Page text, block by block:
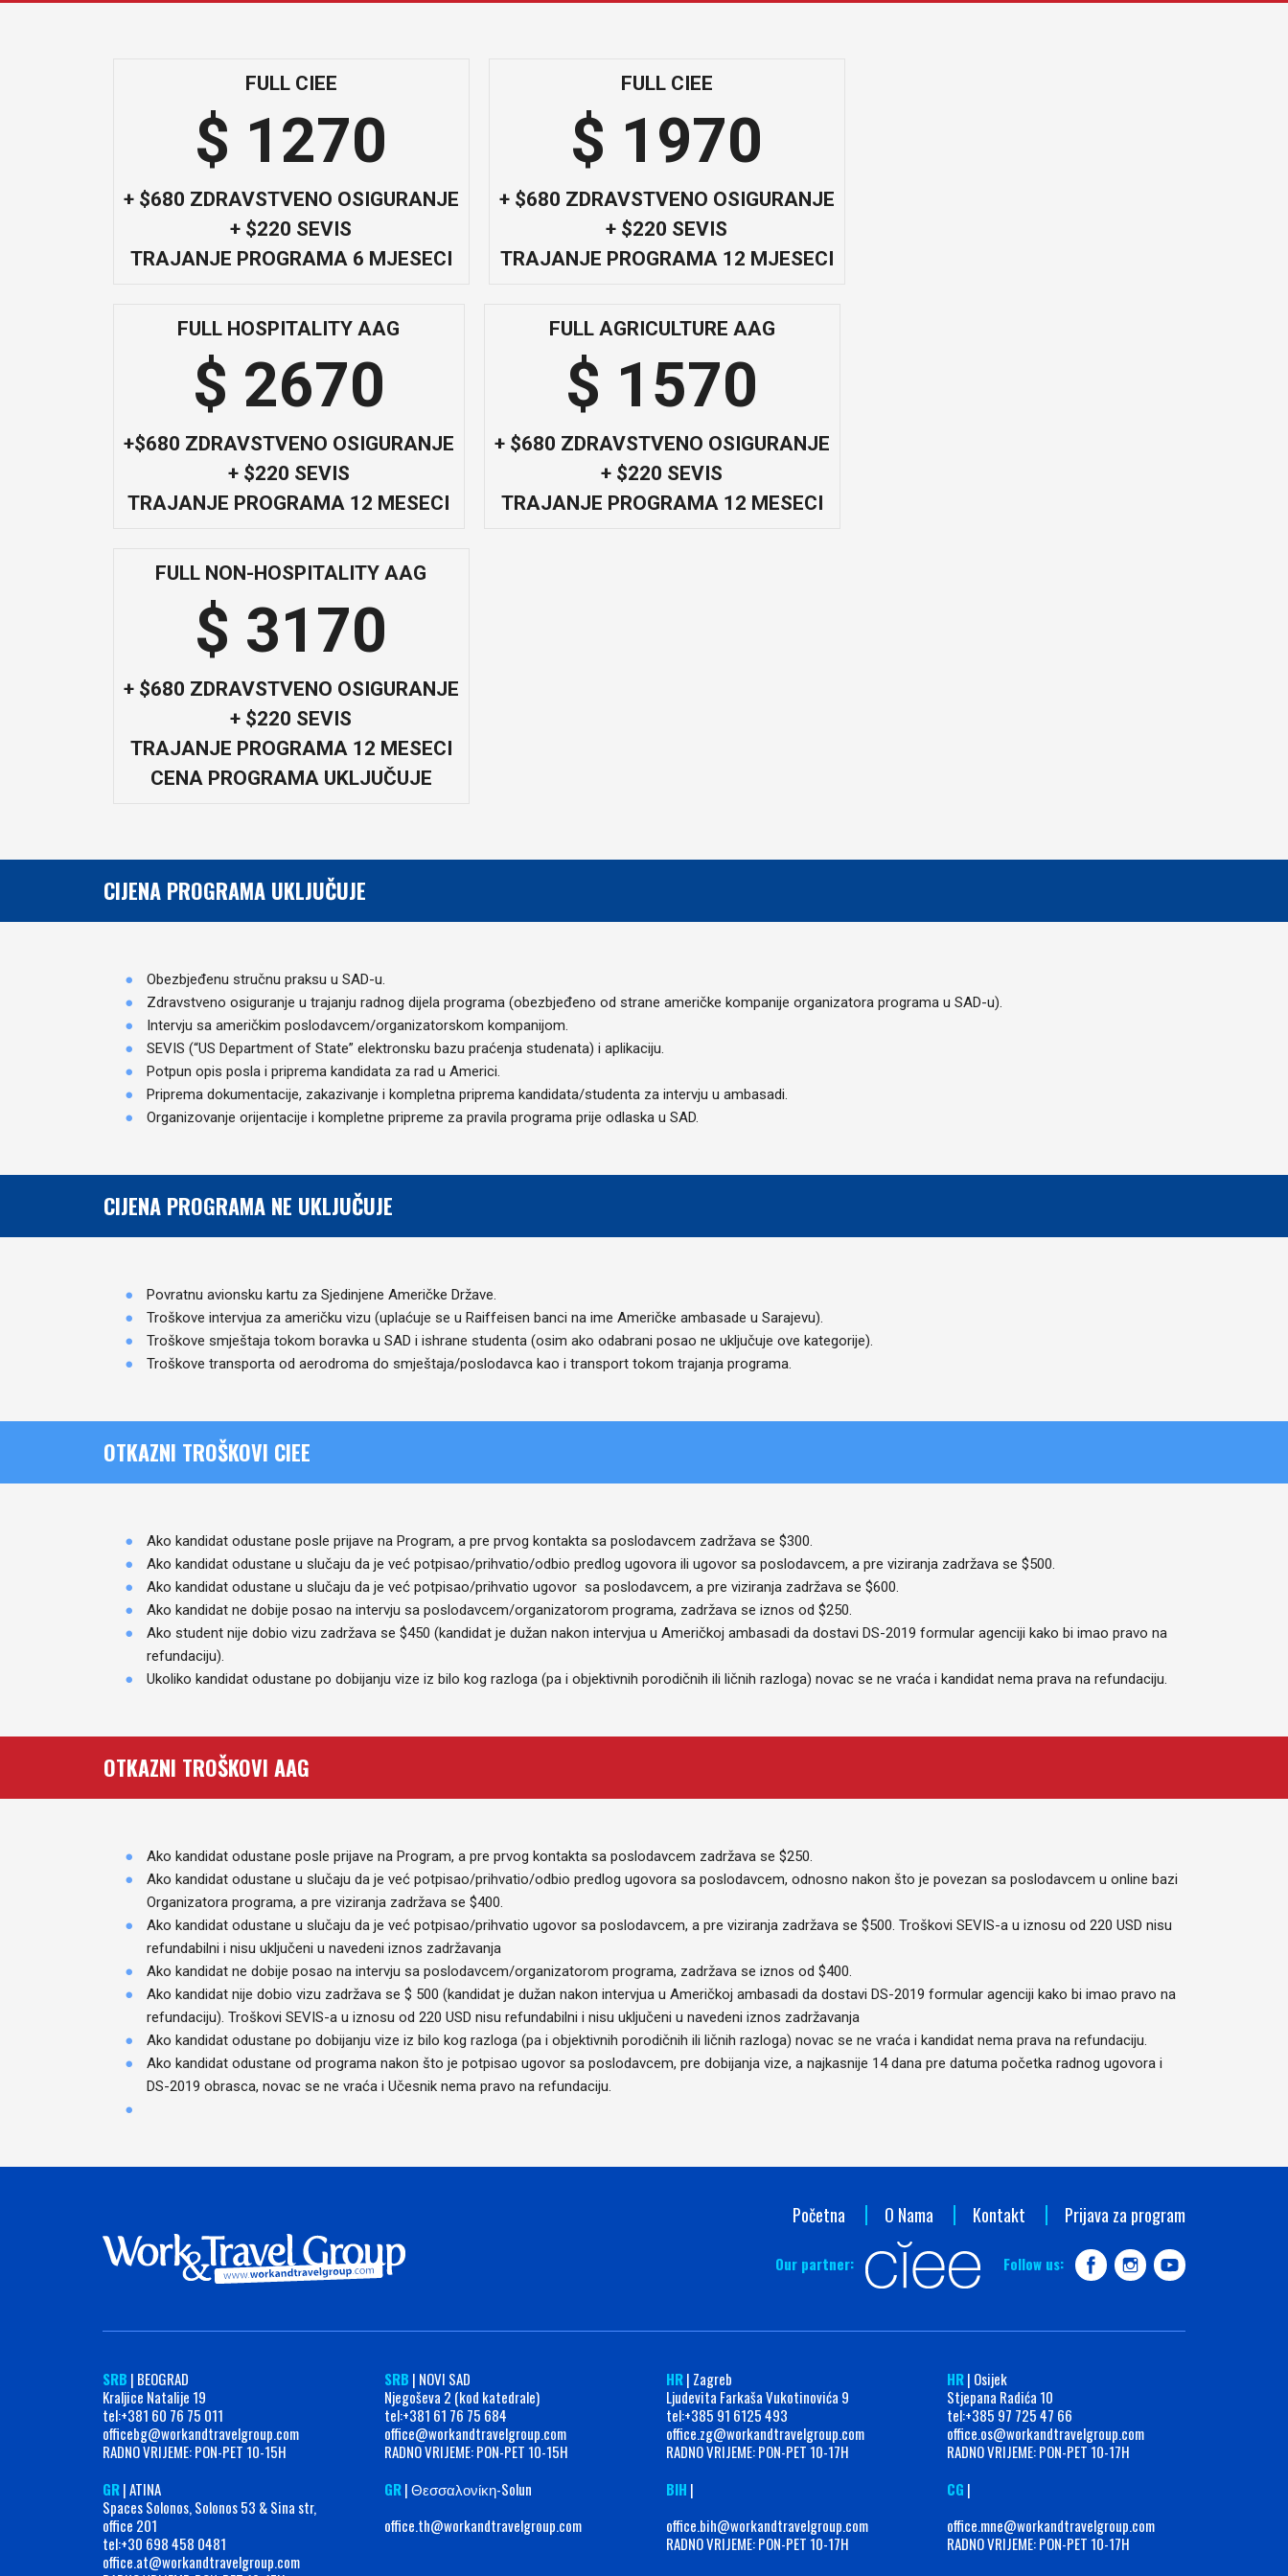
FULL CIEE
$ 1270
+ $680 ZDRAVSTVENO OSIGURANJE
+ $220 SEVIS
TRAJANJE PROGRAMA 6 MJESECI
FULL CIEE
$ 1970
+ $680 ZDRAVSTVENO OSIGURANJE
+ $220 SEVIS
TRAJANJE PROGRAMA 12 MJESECI
FULL HOSPITALITY AAG
$ 2670
+$680 ZDRAVSTVENO OSIGURANJE
+ $220 SEVIS
TRAJANJE PROGRAMA 12 MESECI
FULL AGRICULTURE AAG
$ 1570
+ $680 ZDRAVSTVENO OSIGURANJE
+ $220 SEVIS
TRAJANJE PROGRAMA 12 MESECI
FULL NON-HOSPITALITY AAG
$ 3170
+ $680 ZDRAVSTVENO OSIGURANJE
+ $220 SEVIS
TRAJANJE PROGRAMA 12 MESECI
CENA PROGRAMA UKLJUČUJE
CIJENA PROGRAMA UKLJUČUJE
Obezbjeđenu stručnu praksu u SAD-u.
Zdravstveno osiguranje u trajanju radnog dijela programa (obezbjeđeno od strane američke kompanije organizatora programa u SAD-u).
Intervju sa američkim poslodavcem/organizatorskom kompanijom.
SEVIS (“US Department of State” elektronsku bazu praćenja studenata) i aplikaciju.
Potpun opis posla i priprema kandidata za rad u Americi.
Priprema dokumentacije, zakazivanje i kompletna priprema kandidata/studenta za intervju u ambasadi.
Organizovanje orijentacije i kompletne pripreme za pravila programa prije odlaska u SAD.
CIJENA PROGRAMA NE UKLJUČUJE
Povratnu avionsku kartu za Sjedinjene Američke Države.
Troškove intervjua za američku vizu (uplaćuje se u Raiffeisen banci na ime Američke ambasade u Sarajevu).
Troškove smještaja tokom boravka u SAD i ishrane studenta (osim ako odabrani posao ne uključuje ove kategorije).
Troškove transporta od aerodroma do smještaja/poslodavca kao i transport tokom trajanja programa.
OTKAZNI TROŠKOVI CIEE
Ako kandidat odustane posle prijave na Program, a pre prvog kontakta sa poslodavcem zadržava se $300.
Ako kandidat odustane u slučaju da je već potpisao/prihvatio/odbio predlog ugovora ili ugovor sa poslodavcem, a pre viziranja zadržava se $500.
Ako kandidat odustane u slučaju da je već potpisao/prihvatio ugovor sa poslodavcem, a pre viziranja zadržava se $600.
Ako kandidat ne dobije posao na intervju sa poslodavcem/organizatorom programa, zadržava se iznos od $250.
Ako student nije dobio vizu zadržava se $450 (kandidat je dužan nakon intervjua u Američkoj ambasadi da dostavi DS-2019 formular agenciji kako bi imao pravo na
refundaciju).
Ukoliko kandidat odustane po dobijanju vize iz bilo kog razloga (pa i objektivnih porodičnih ili ličnih razloga) novac se ne vraća i kandidat nema prava na refundaciju.
OTKAZNI TROŠKOVI AAG
Ako kandidat odustane posle prijave na Program, a pre prvog kontakta sa poslodavcem zadržava se $250.
Ako kandidat odustane u slučaju da je već potpisao/prihvatio/odbio predlog ugovora sa poslodavcem, odnosno nakon što je povezan sa poslodavcem u online bazi
Organizatora programa, a pre viziranja zadržava se $400.
Ako kandidat odustane u slučaju da je već potpisao/prihvatio ugovor sa poslodavcem, a pre viziranja zadržava se $500. Troškovi SEVIS-a u iznosu od 220 USD nisu
refundabilni i nisu uključeni u navedeni iznos zadržavanja
Ako kandidat ne dobije posao na intervju sa poslodavcem/organizatorom programa, zadržava se iznos od $400.
Ako kandidat nije dobio vizu zadržava se $ 500 (kandidat je dužan nakon intervjua u Američkoj ambasadi da dostavi DS-2019 formular agenciji kako bi imao pravo na
refundaciju). Troškovi SEVIS-a u iznosu od 220 USD nisu refundabilni i nisu uključeni u navedeni iznos zadržavanja
Ako kandidat odustane po dobijanju vize iz bilo kog razloga (pa i objektivnih porodičnih ili ličnih razloga) novac se ne vraća i kandidat nema prava na refundaciju.
Ako kandidat odustane od programa nakon što je potpisao ugovor sa poslodavcem, pre dobijanja vize, a najkasnije 14 dana pre datuma početka radnog ugovora i
DS-2019 obrasca, novac se ne vraća i Učesnik nema pravo na refundaciju.
Početna O Nama Kontakt Prijava za program
Follow us:
Our partner:
SRB | BEOGRAD
Kraljice Natalije 19
tel:+381 60 76 75 011
officebg@workandtravelgroup.com
RADNO VRIJEME: PON-PET 10-15H
SRB | NOVI SAD
Njegoševa 2 (kod katedrale)
tel:+381 61 76 75 684
office@workandtravelgroup.com
RADNO VRIJEME: PON-PET 10-15H
HR| Zagreb
Ljudevita Farkaša Vukotinovića 9
tel:‭+385 91 6125 493‬
office.zg@workandtravelgroup.com
RADNO VRIJEME: PON-PET 10-17H
HR| Osijek
Stjepana Radića 10
tel:+385 97 725 47 66
office.os@workandtravelgroup.com
RADNO VRIJEME: PON-PET 10-17H
GR| ATINA
Spaces Solonos, Solonos 53 & Sina str,
office 201
tel:+30 698 458 0481
office.at@workandtravelgroup.com
GR| Θεσσαλονίκη-Solun
office.th@workandtravelgroup.com
BIH |
office.bih@workandtravelgroup.com
RADNO VRIJEME: PON-PET 10-17H
CG |
office.mne@workandtravelgroup.com
RADNO VRIJEME: PON-PET 10-17H